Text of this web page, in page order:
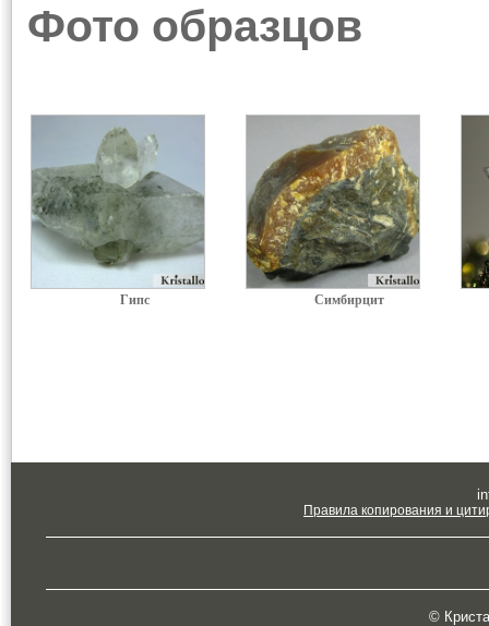
Фото образцов
Гипс Симбирцит
Правила копирования и
©